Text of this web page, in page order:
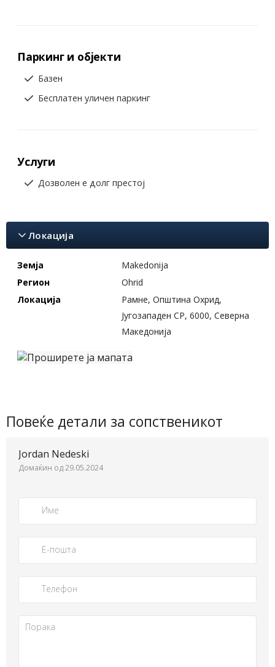
Паркинг и објекти
Базен
Бесплатен уличен паркинг
Услуги
Дозволен е долг престој
Локација
Земја
Makedonija
Регион
Ohrid
Локација
Рамне, Општина Охрид,
Југозападен СР, 6000, Северна
Македонија
Повеќе детали за сопственикот
Jordan Nedeski
Домаќин од 29.05.2024